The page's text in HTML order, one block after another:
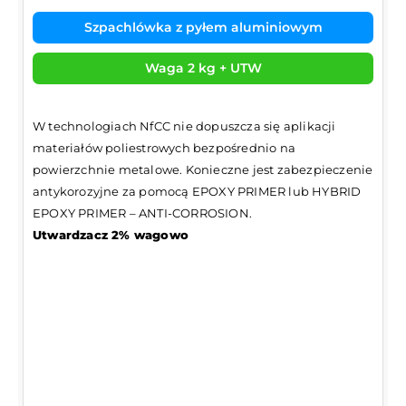
Szpachlówka z pyłem aluminiowym
Waga 2 kg + UTW
W technologiach NfCC nie dopuszcza się aplikacji
materiałów poliestrowych bezpośrednio na
powierzchnie metalowe. Konieczne jest zabezpieczenie
antykorozyjne za pomocą EPOXY PRIMER lub HYBRID
EPOXY PRIMER – ANTI-CORROSION.
Utwardzacz 2% wagowo